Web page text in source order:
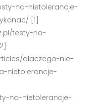
na-nietolerancje-
[1]
testy-na-
dlaczego-nie-
nietolerancje-
na-nietolerancje-